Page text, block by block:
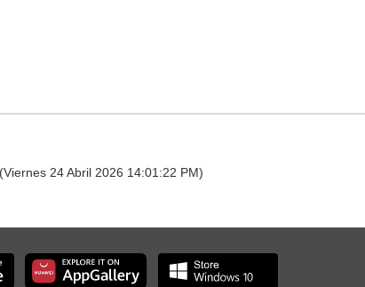
24 Abril 2026 14:01:22 PM)